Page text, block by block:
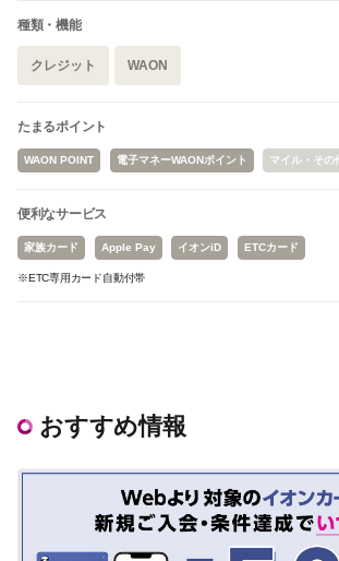
種類・機能
クレジット WAON
たまるポイント
WAON POINT 電子マネーWAONポイント マイル・その
便利なサービス
家族カード Apple Pay イオンiD ETCカード
※ETC専用カード自動付帯
おすすめ情報